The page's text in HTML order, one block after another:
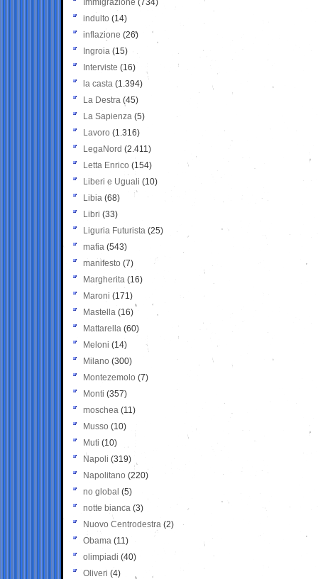
Immigrazione (734)
indulto (14)
inflazione (26)
Ingroia (15)
Interviste (16)
la casta (1.394)
La Destra (45)
La Sapienza (5)
Lavoro (1.316)
LegaNord (2.411)
Letta Enrico (154)
Liberi e Uguali (10)
Libia (68)
Libri (33)
Liguria Futurista (25)
mafia (543)
manifesto (7)
Margherita (16)
Maroni (171)
Mastella (16)
Mattarella (60)
Meloni (14)
Milano (300)
Montezemolo (7)
Monti (357)
moschea (11)
Musso (10)
Muti (10)
Napoli (319)
Napolitano (220)
no global (5)
notte bianca (3)
Nuovo Centrodestra (2)
Obama (11)
olimpiadi (40)
Oliveri (4)